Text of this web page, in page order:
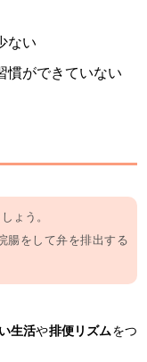
ない
慣ができていない
ょう。
腸をして弁を排出する
生活や排便リズムをつ